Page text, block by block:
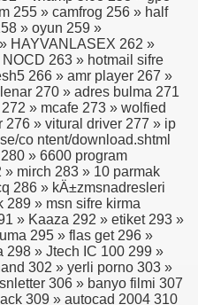
255 » camfrog 256 » half
» oyun 259 »
HAYVANLASEX 262 »
263 » hotmail sifre
266 » amr player 267 »
270 » adres bulma 271
» mcafe 273 » wolfied
276 » vitural driver 277 » ip
co ntent/download.shtml
» 6600 program
mirch 283 » 10 parmak
286 » kÄ±zmsnadresleri
289 » msn sifre kirma
» Kaaza 292 » etiket 293 »
295 » flas get 296 »
298 » Jtech IC 100 299 »
302 » yerli porno 303 »
306 » banyo filmi 307
309 » autocad 2004 310